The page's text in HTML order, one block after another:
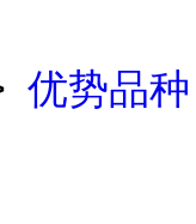
优势品种